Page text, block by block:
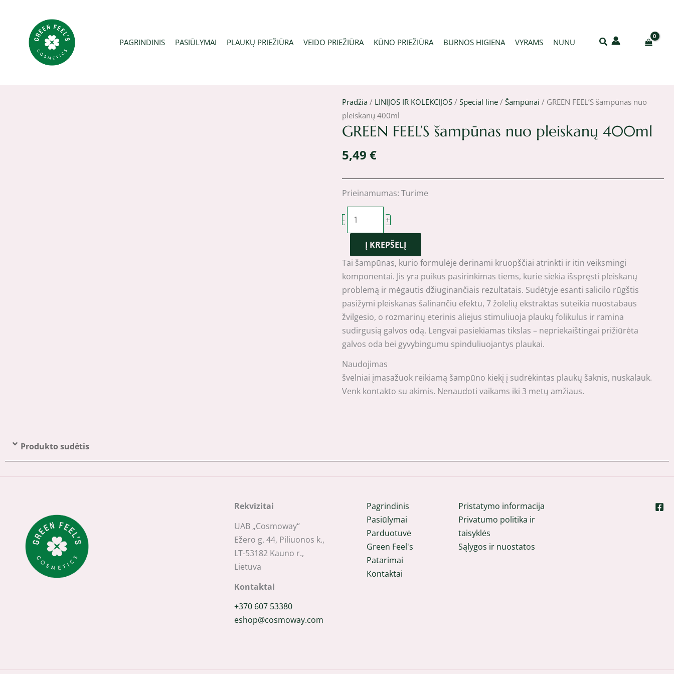
PAGRINDINIS PASIŪLYMAI PLAUKŲ PRIEŽIŪRA VEIDO PRIEŽIŪRA KŪNO PRIEŽIŪRA BURNOS HIGIENA VYRAMS NUNU
Pradžia / LINIJOS IR KOLEKCIJOS / Special line / Šampūnai / GREEN FEEL’S šampūnas nuo
pleiskanų 400ml
GREEN FEEL’S šampūnas nuo pleiskanų 400ml
5,49 €
Prieinamumas: Turime
-
produkto
kiekis:
GREEN
FEEL'S
šampūnas
nuo
pleiskanų
400ml
+
Į KREPŠELĮ
Tai šampūnas, kurio formulėje derinami kruopščiai atrinkti ir itin veiksmingi
komponentai. Jis yra puikus pasirinkimas tiems, kurie siekia išspręsti pleiskanų
problemą ir mėgautis džiuginančiais rezultatais. Sudėtyje esanti salicilo rūgštis
pasižymi pleiskanas šalinančiu efektu, 7 žolelių ekstraktas suteikia nuostabaus
žvilgesio, o rozmarinų eterinis aliejus stimuliuoja plaukų folikulus ir ramina
sudirgusią galvos odą. Lengvai pasiekiamas tikslas – nepriekaištingai prižiūrėta
galvos oda bei gyvybingumu spinduliuojantys plaukai.
Naudojimas
švelniai įmasažuok reikiamą šampūno kiekį į sudrėkintas plaukų šaknis, nuskalauk.
Venk kontakto su akimis. Nenaudoti vaikams iki 3 metų amžiaus.
Produkto sudėtis
Rekvizitai
UAB „Cosmoway“
Ežero g. 44, Piliuonos k.,
LT-53182 Kauno r.,
Lietuva
Kontaktai
+370 607 53380
eshop@cosmoway.com
Pagrindinis
Pasiūlymai
Parduotuvė
Green Feel's
Patarimai
Kontaktai
Pristatymo informacija
Privatumo politika ir
taisyklės
Sąlygos ir nuostatos